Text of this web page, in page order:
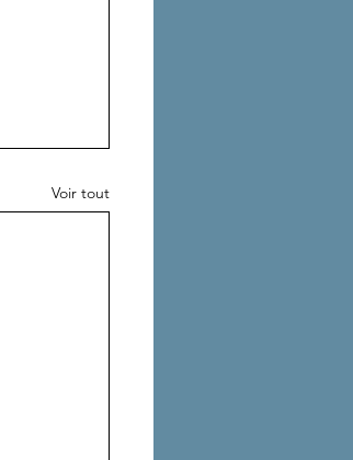
Voir tout